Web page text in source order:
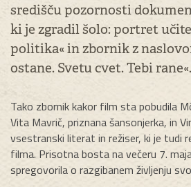
središču pozornosti
ki je zgradil šolo: portret
politika« in zbornik z
ostane. Svetu cvet. Tebi rane«.
Tako zbornik kakor film sta pobudila
Vita Mavrič, priznana šansonjerka, in
vsestranski literat in režiser, ki je tudi
filma. Prisotna bosta na večeru 7.
spregovorila o razgibanem življenju